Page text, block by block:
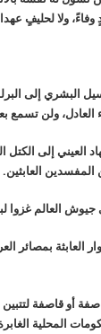
ولا لحليفٍ
البشري إلى
ولن تسمع
العيني إلى الكتل
المفسدين العابثين.
جيوش العالم غزوا
العابثة بمصائر
أو قاصفة
المحلية